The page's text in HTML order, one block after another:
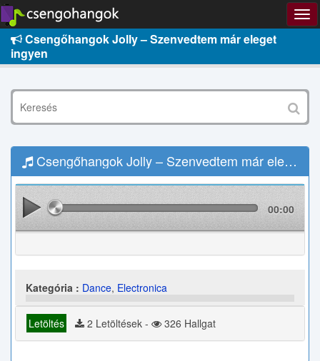
Csengőhangok Jolly – Szenvedtem már eleget
ingyen
Csengőhangok Jolly – Szenvedtem már eleget Letöltés
00:00
Kategória : Dance, Electronica
Letöltés 2 Letöltések - 326 Hallgat